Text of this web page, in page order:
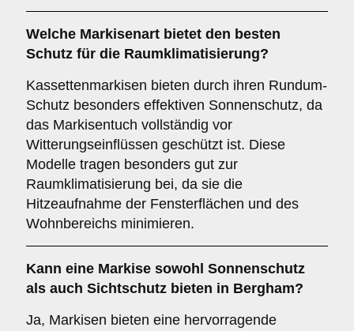
Welche Markisenart bietet den besten
Schutz für die Raumklimatisierung?
Kassettenmarkisen bieten durch ihren Rundum-
Schutz besonders effektiven Sonnenschutz, da
das Markisentuch vollständig vor
Witterungseinflüssen geschützt ist. Diese
Modelle tragen besonders gut zur
Raumklimatisierung bei, da sie die
Hitzeaufnahme der Fensterflächen und des
Wohnbereichs minimieren.
Kann eine Markise sowohl Sonnenschutz
als auch Sichtschutz bieten in Bergham?
Ja, Markisen bieten eine hervorragende